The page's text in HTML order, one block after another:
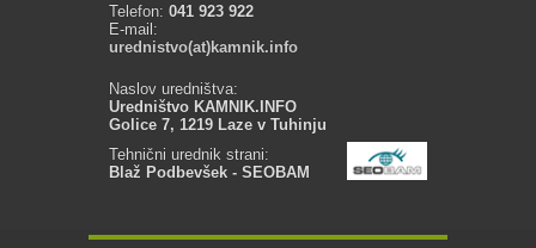
Telefon: 041 923 922
E-mail:
urednistvo(at)kamnik.info
Naslov uredništva:
Uredništvo KAMNIK.INFO
Golice 7, 1219 Laze v Tuhinju
Tehnični urednik strani:
Blaž Podbevšek - SEOBAM